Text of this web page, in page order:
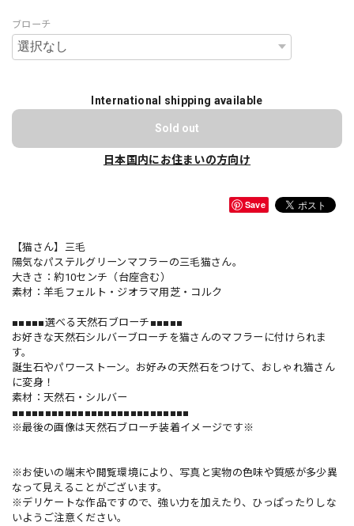
ブローチ
International shipping available
Sold out
日本国内にお住まいの方向け
Save
【猫さん】三毛
陽気なパステルグリーンマフラーの三毛猫さん。
大きさ：約10センチ（台座含む）
素材：羊毛フェルト・ジオラマ用芝・コルク
■■■■■選べる天然石ブローチ■■■■■
お好きな天然石シルバーブローチを猫さんのマフラーに付けられま
す。
誕生石やパワーストーン。お好みの天然石をつけて、おしゃれ猫さん
に変身！
素材：天然石・シルバー
■■■■■■■■■■■■■■■■■■■■■■■■■■■
※最後の画像は天然石ブローチ装着イメージです※
※お使いの端末や閲覧環境により、写真と実物の色味や質感が多少異
なって見えることがございます。
※デリケートな作品ですので、強い力を加えたり、ひっぱったりしな
いようご注意ください。